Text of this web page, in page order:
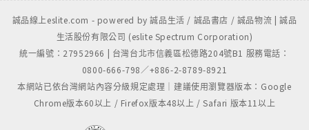
誠品線上eslite.com - powered by 誠品生活 / 誠品書店 / 誠品物流 | 誠品
生活股份有限公司 (eslite Spectrum Corporation)
統一編號：27952966 | 台灣台北市信義區松德路204號B1 服務電話：
0800-666-798／+886-2-8789-8921
本網站已依台灣網站內容分級規定處理｜建議使用瀏覽器版本：Google
Chrome版本60以上 / Firefox版本48以上 / Safari 版本11以上